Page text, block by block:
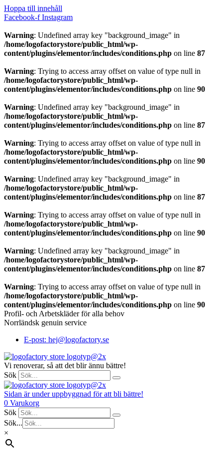
Hoppa till innehåll
Facebook-f Instagram
Warning: Undefined array key "background_image" in
/home/logofactorystore/public_html/wp-
content/plugins/elementor/includes/conditions.php on line 87
Warning: Trying to access array offset on value of type null in
/home/logofactorystore/public_html/wp-
content/plugins/elementor/includes/conditions.php on line 90
Warning: Undefined array key "background_image" in
/home/logofactorystore/public_html/wp-
content/plugins/elementor/includes/conditions.php on line 87
Warning: Trying to access array offset on value of type null in
/home/logofactorystore/public_html/wp-
content/plugins/elementor/includes/conditions.php on line 90
Warning: Undefined array key "background_image" in
/home/logofactorystore/public_html/wp-
content/plugins/elementor/includes/conditions.php on line 87
Warning: Trying to access array offset on value of type null in
/home/logofactorystore/public_html/wp-
content/plugins/elementor/includes/conditions.php on line 90
Warning: Undefined array key "background_image" in
/home/logofactorystore/public_html/wp-
content/plugins/elementor/includes/conditions.php on line 87
Warning: Trying to access array offset on value of type null in
/home/logofactorystore/public_html/wp-
content/plugins/elementor/includes/conditions.php on line 90
Profil- och Arbetskläder för alla behov
Norrländsk genuin service
E-post: hej@logofactory.se
Vi renoverar, så att det blir ännu bättre!
Sök
Sidan är under uppbyggnad för att bli bättre!
0 Varukorg
Sök
Sök...
×